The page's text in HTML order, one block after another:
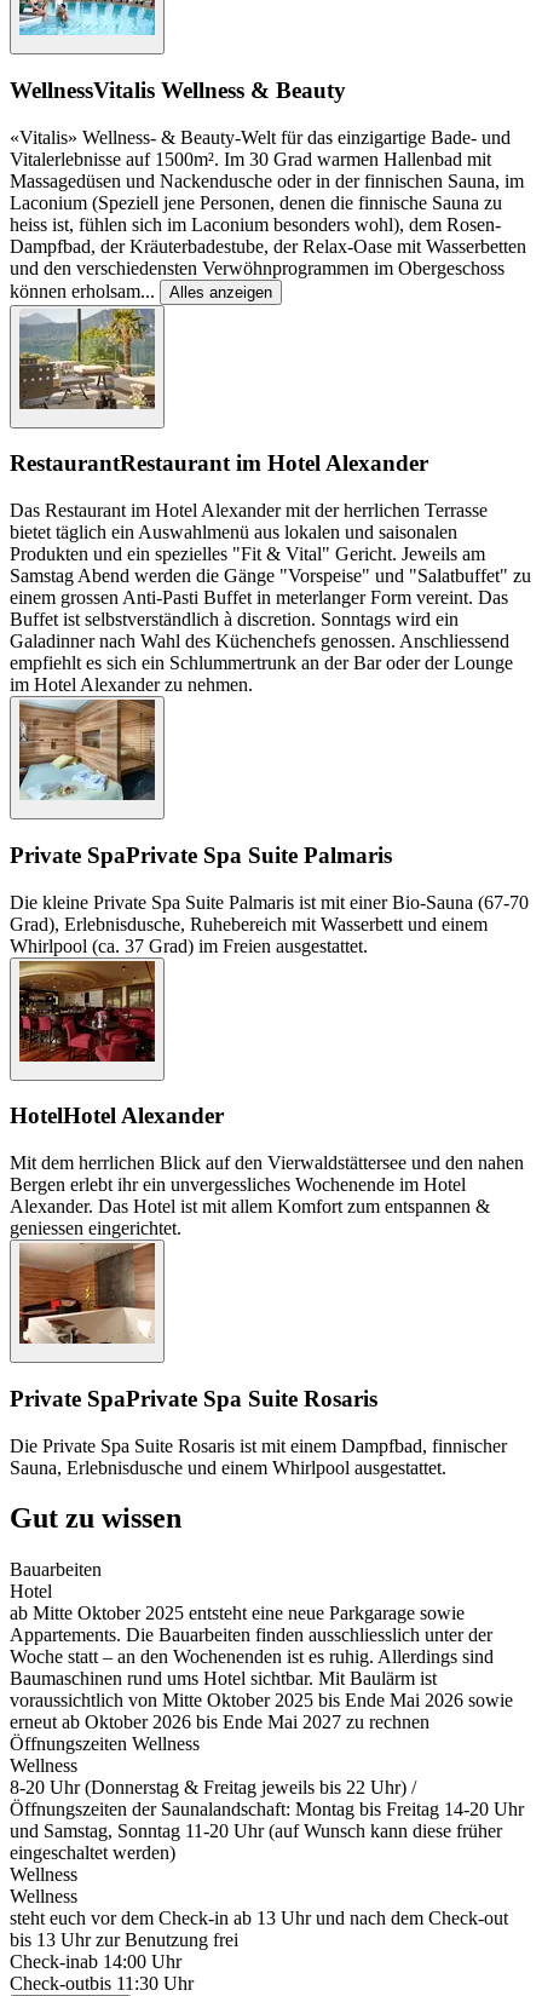
WellnessVitalis Wellness & Beauty
«Vitalis» Wellness- & Beauty-Welt für das einzigartige Bade- und
Vitalerlebnisse auf 1500m². Im 30 Grad warmen Hallenbad mit
Massagedüsen und Nackendusche oder in der finnischen Sauna, im
Laconium (Speziell jene Personen, denen die finnische Sauna zu
heiss ist, fühlen sich im Laconium besonders wohl), dem Rosen-
Dampfbad, der Kräuterbadestube, der Relax-Oase mit Wasserbetten
und den verschiedensten Verwöhnprogrammen im Obergeschoss
können erholsam... Alles anzeigen
RestaurantRestaurant im Hotel Alexander
Das Restaurant im Hotel Alexander mit der herrlichen Terrasse
bietet täglich ein Auswahlmenü aus lokalen und saisonalen
Produkten und ein spezielles "Fit & Vital" Gericht. Jeweils am
Samstag Abend werden die Gänge "Vorspeise" und "Salatbuffet" zu
einem grossen Anti-Pasti Buffet in meterlanger Form vereint. Das
Buffet ist selbstverständlich à discretion. Sonntags wird ein
Galadinner nach Wahl des Küchenchefs genossen. Anschliessend
empfiehlt es sich ein Schlummertrunk an der Bar oder der Lounge
im Hotel Alexander zu nehmen.
Private SpaPrivate Spa Suite Palmaris
Die kleine Private Spa Suite Palmaris ist mit einer Bio-Sauna (67-70
Grad), Erlebnisdusche, Ruhebereich mit Wasserbett und einem
Whirlpool (ca. 37 Grad) im Freien ausgestattet.
HotelHotel Alexander
Mit dem herrlichen Blick auf den Vierwaldstättersee und den nahen
Bergen erlebt ihr ein unvergessliches Wochenende im Hotel
Alexander. Das Hotel ist mit allem Komfort zum entspannen &
geniessen eingerichtet.
Private SpaPrivate Spa Suite Rosaris
Die Private Spa Suite Rosaris ist mit einem Dampfbad, finnischer
Sauna, Erlebnisdusche und einem Whirlpool ausgestattet.
Gut zu wissen
Bauarbeiten
Hotel
ab Mitte Oktober 2025 entsteht eine neue Parkgarage sowie
Appartements. Die Bauarbeiten finden ausschliesslich unter der
Woche statt – an den Wochenenden ist es ruhig. Allerdings sind
Baumaschinen rund ums Hotel sichtbar. Mit Baulärm ist
voraussichtlich von Mitte Oktober 2025 bis Ende Mai 2026 sowie
erneut ab Oktober 2026 bis Ende Mai 2027 zu rechnen
Öffnungszeiten Wellness
Wellness
8-20 Uhr (Donnerstag & Freitag jeweils bis 22 Uhr) /
Öffnungszeiten der Saunalandschaft: Montag bis Freitag 14-20 Uhr
und Samstag, Sonntag 11-20 Uhr (auf Wunsch kann diese früher
eingeschaltet werden)
Wellness
Wellness
steht euch vor dem Check-in ab 13 Uhr und nach dem Check-out
bis 13 Uhr zur Benutzung frei
Check-inab 14:00 Uhr
Check-outbis 11:30 Uhr